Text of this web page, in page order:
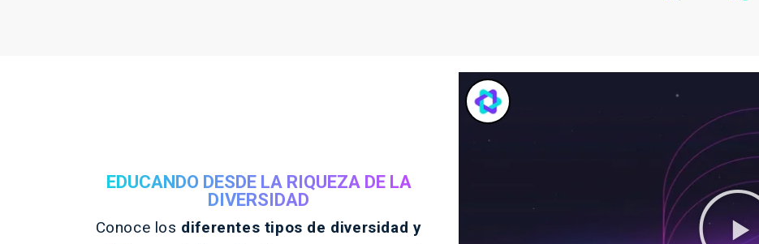
EDUCANDO DESDE LA RIQUEZA DE LA
DIVERSIDAD
Conoce los diferentes tipos de diversidad y